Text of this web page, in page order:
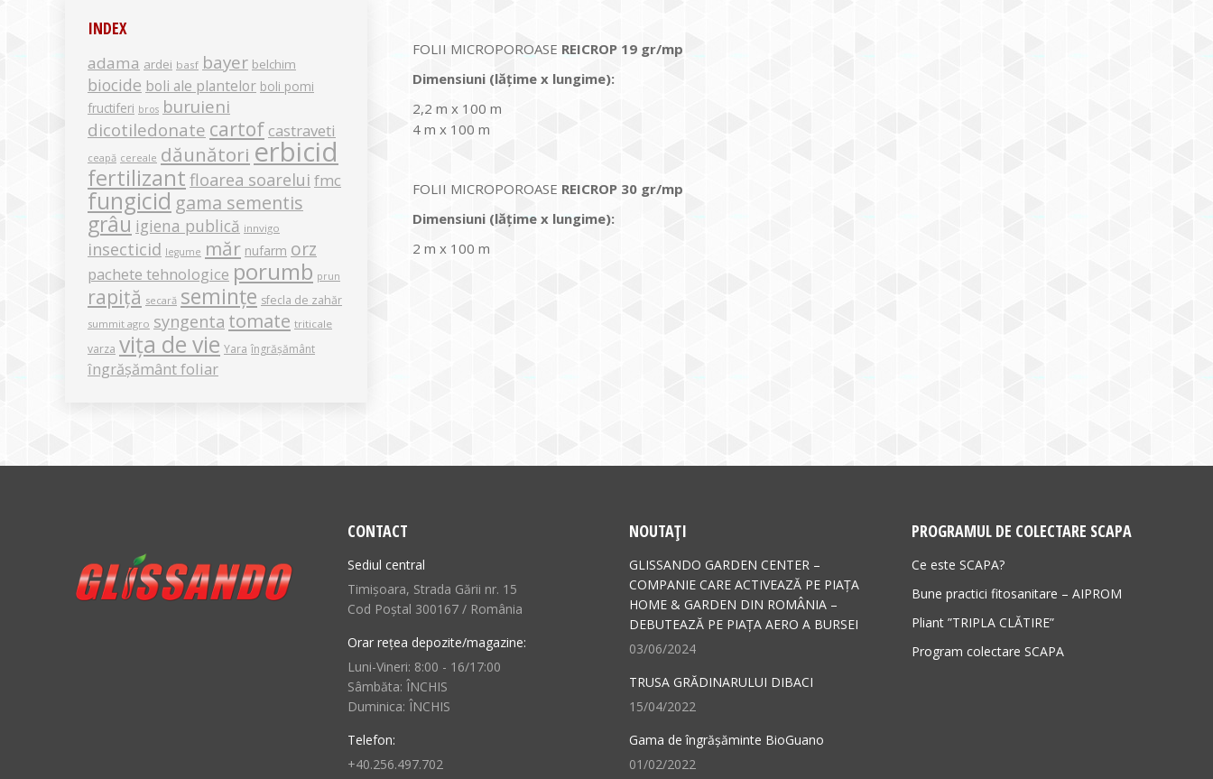
FOLII MICROPOROASE REICROP 19 gr/mp
Dimensiuni (lățime x lungime):
2,2 m x 100 m
4 m x 100 m
FOLII MICROPOROASE REICROP 30 gr/mp
Dimensiuni (lățime x lungime):
2 m x 100 m
INDEX
adama ardei basf bayer belchim
biocide boli ale plantelor boli pomi
fructiferi bros buruieni
dicotiledonate cartof castraveti
ceapă cereale dăunători erbicid
fertilizant floarea soarelui fmc
fungicid gama sementis
grâu igiena publică innvigo
insecticid legume măr nufarm orz
pachete tehnologice porumb prun
rapiță secară semințe sfecla de zahăr
summit agro syngenta tomate triticale
varza vița de vie Yara îngrășământ
îngrășământ foliar
CONTACT
Sediul central
Timișoara, Strada Gării nr. 15
Cod Poștal 300167 / România
Orar rețea depozite/magazine:
Luni-Vineri: 8:00 - 16/17:00
Sâmbăta: ÎNCHIS
Duminica: ÎNCHIS
Telefon:
+40.256.497.702
NOUTAȚI
GLISSANDO GARDEN CENTER –
COMPANIE CARE ACTIVEAZĂ PE PIAȚA
HOME & GARDEN DIN ROMÂNIA –
DEBUTEAZĂ PE PIAȚA AERO A BURSEI
03/06/2024
TRUSA GRĂDINARULUI DIBACI
15/04/2022
Gama de îngrășăminte BioGuano
01/02/2022
PROGRAMUL DE COLECTARE SCAPA
Ce este SCAPA?
Bune practici fitosanitare – AIPROM
Pliant ”TRIPLA CLĂTIRE”
Program colectare SCAPA